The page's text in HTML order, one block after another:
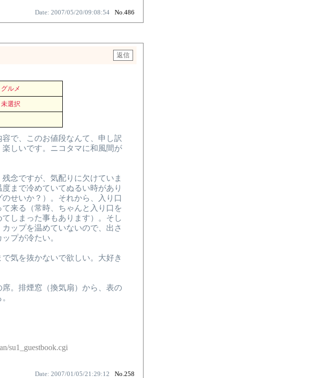
Date: 2007/05/20/09:08:54 No.486
グルメ
未選択
で、このお値段なんて、申し訳
しいです。ニコタマに和風間が
念ですが、気配りに欠けていま
まで冷めていてぬるい時があり
せいか？）。それから、入り口
来る（常時、ちゃんと入り口を
しまった事もあります）。そし
ップを温めていないので、出さ
プが冷たい。
気を抜かないで欲しい。大好き
。排煙窓（換気扇）から、表の
su1_guestbook.cgi
Date: 2007/01/05/21:29:12 No.258